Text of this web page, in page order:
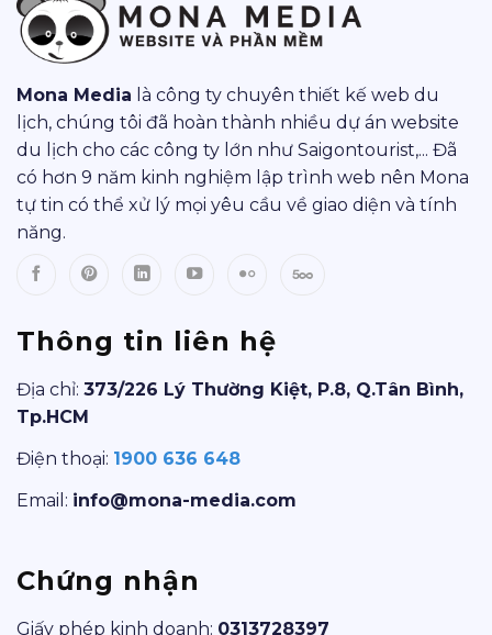
Mona Media là công ty chuyên thiết kế web du
lịch, chúng tôi đã hoàn thành nhiều dự án website
du lịch cho các công ty lớn như Saigontourist,... Đã
có hơn 9 năm kinh nghiệm lập trình web nên Mona
tự tin có thể xử lý mọi yêu cầu về giao diện và tính
năng.
Thông tin liên hệ
Địa chỉ: 373/226 Lý Thường Kiệt, P.8, Q.Tân Bình,
Tp.HCM
Điện thoại: 1900 636 648
Email: info@mona-media.com
Chứng nhận
Giấy phép kinh doanh: 0313728397